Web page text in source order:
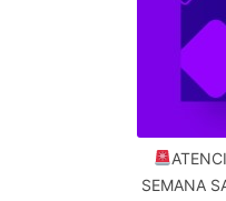
SEMANA